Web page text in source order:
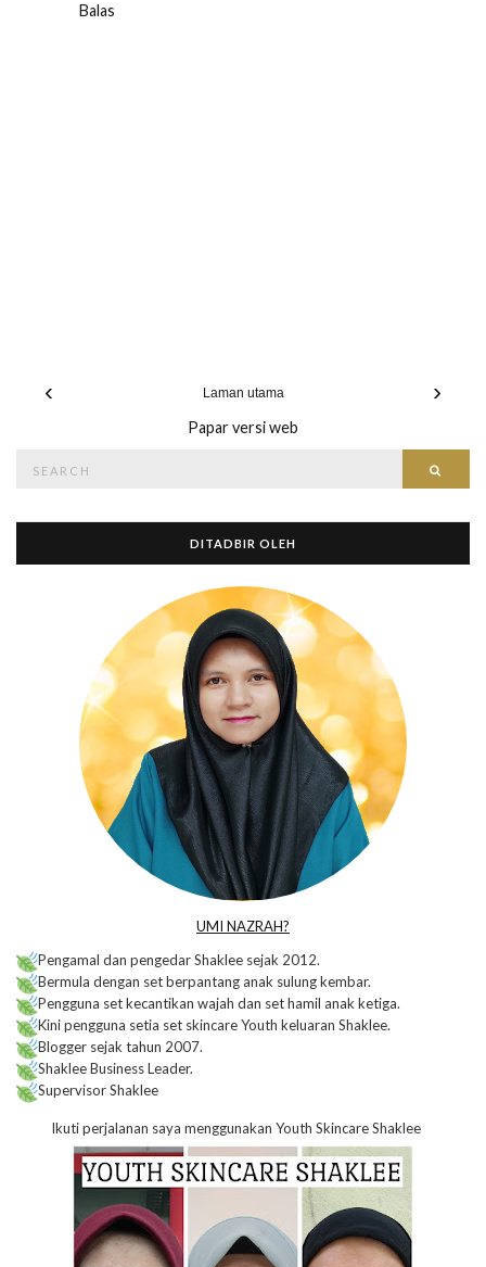
Balas
‹ ›
Laman utama
Papar versi web
for:
DITADBIR OLEH
UMI NAZRAH?
Pengamal dan pengedar Shaklee sejak 2012.
Bermula dengan set berpantang anak sulung kembar.
Pengguna set kecantikan wajah dan set hamil anak ketiga.
Kini pengguna setia set skincare Youth keluaran Shaklee.
Blogger sejak tahun 2007.
Shaklee Business Leader.
Supervisor Shaklee
Ikuti perjalanan saya menggunakan Youth Skincare Shaklee